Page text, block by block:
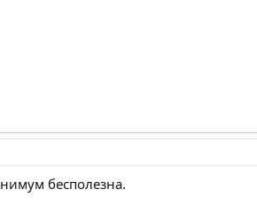
бесполезна.